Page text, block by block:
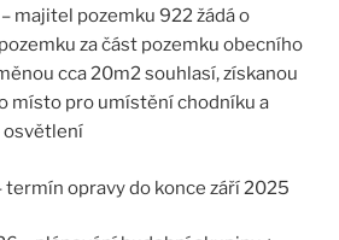
majitel pozemku 922 žádá o
za část pozemku obecního
cca 20m2 souhlasí, získanou
místo pro umístění chodníku a
osvětlení
termín opravy do konce září 2025